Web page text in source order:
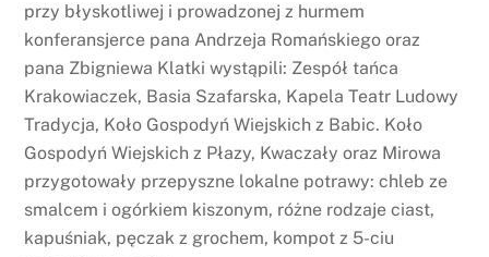
przy błyskotliwej i prowadzonej z hurmem
konferansjerce pana Andrzeja Romańskiego oraz
pana Zbigniewa Klatki wystąpili: Zespół tańca
Krakowiaczek, Basia Szafarska, Kapela Teatr Ludowy
Tradycja, Koło Gospodyń Wiejskich z Babic. Koło
Gospodyń Wiejskich z Płazy, Kwaczały oraz Mirowa
przygotowały przepyszne lokalne potrawy: chleb ze
smalcem i ogórkiem kiszonym, różne rodzaje ciast,
kapuśniak, pęczak z grochem, kompot z 5-ciu